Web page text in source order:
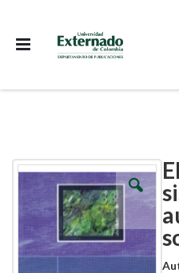
COEDICIONES
Skip
the
images
Skip
beginning
the
images